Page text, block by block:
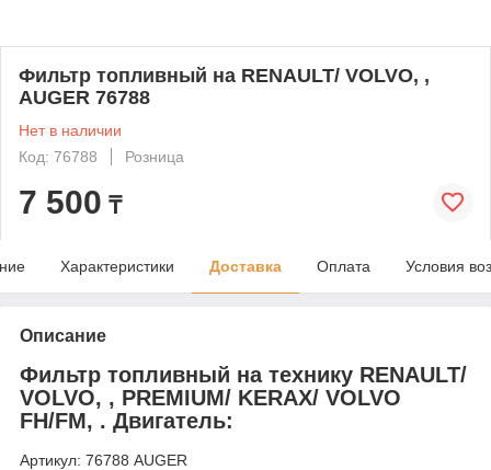
Фильтр топливный на RENAULT/ VOLVO, ,
AUGER 76788
Нет в наличии
Код: 76788
Розница
7 500 ₸
Характеристики Доставка Оплата Условия
Описание
Фильтр топливный на технику RENAULT/
VOLVO, , PREMIUM/ KERAX/ VOLVO
FH/FM, . Двигатель:
Артикул: 76788 AUGER